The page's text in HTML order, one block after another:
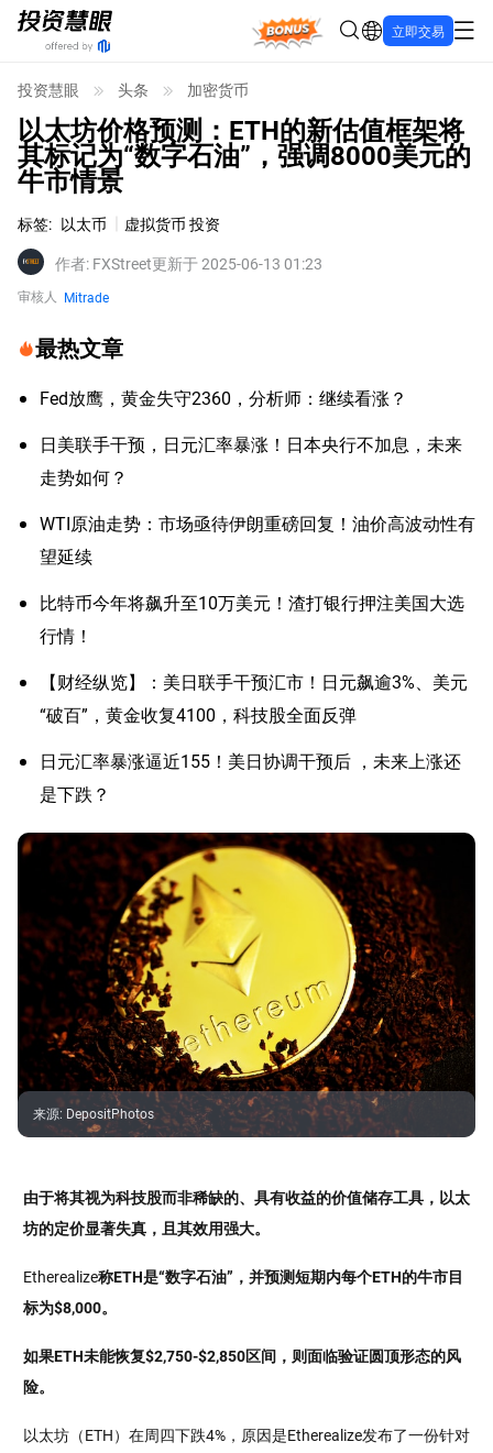
Bonus 立即交易
投资慧眼 头条 加密货币
以太坊价格预测：ETH的新估值框架将
其标记为“数字石油”，强调8000美元的
牛市情景
标签: 以太币
虚拟货币 投资
作者: FXStreet更新于 2025-06-13 01:23
审核人 Mitrade
最热文章
Fed放鹰，黄金失守2360，分析师：继续看涨？
日美联手干预，日元汇率暴涨！日本央行不加息，未来
走势如何？
WTI原油走势：市场亟待伊朗重磅回复！油价高波动性有
望延续
比特币今年将飙升至10万美元！渣打银行押注美国大选
行情！
【财经纵览】：美日联手干预汇市！日元飙逾3%、美元
“破百”，黄金收复4100，科技股全面反弹
日元汇率暴涨逼近155！美日协调干预后 ，未来上涨还
是下跌？
来源: DepositPhotos
由于将其视为科技股而非稀缺的、具有收益的价值储存工具，以太
坊的定价显著失真，且其效用强大。
Etherealize称ETH是“数字石油”，并预测短期内每个ETH的牛市目
标为$8,000。
如果ETH未能恢复$2,750-$2,850区间，则面临验证圆顶形态的风
险。
以太坊（ETH）在周四下跌4%，原因是Etherealize发布了一份针对